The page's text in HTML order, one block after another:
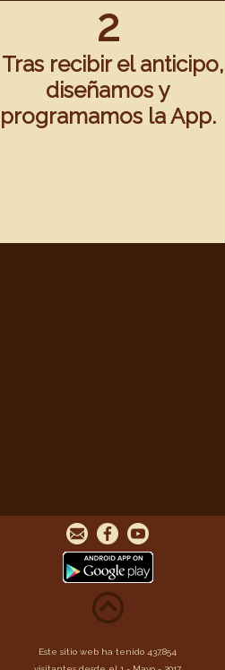
2
Tras recibir el anticipo,
diseñamos y
programamos la App.
Este sitio web ha tenido 437,854